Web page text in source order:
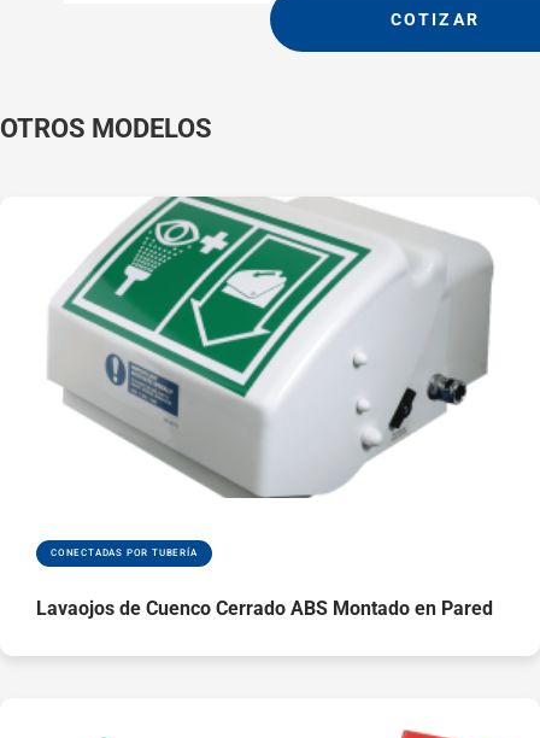
un apoyo adicional a
los heridos cuando se
Diseñada para cumplir
las normas EN y ANSI,
la ducha proporciona
un caudal de 76 litros
de agua por minuto y el
lavaojos, 12 litros por
minuto.
El marco de
protección actúa
como zona de
seguridad,
la ducha con
COTIZAR
OTROS MODELOS
CONECTADAS POR TUBERÍA
Lavaojos de Cuenco Cerrado ABS Montado en Pared